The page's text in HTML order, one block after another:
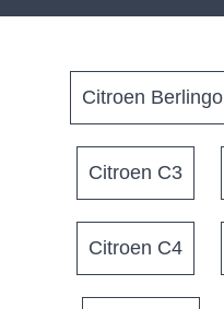
Citroen Berlingo
Citroen C3
Citroen C4